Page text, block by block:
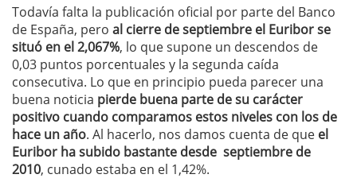
Todavía falta la publicación oficial por parte del Banco
de España, pero al cierre de septiembre el Euribor se
situó en el 2,067%, lo que supone un descendos de
0,03 puntos porcentuales y la segunda caída
consecutiva. Lo que en principio pueda parecer una
buena noticia pierde buena parte de su carácter
positivo cuando comparamos estos niveles con los de
hace un año. Al hacerlo, nos damos cuenta de que el
Euribor ha subido bastante desde septiembre de
2010, cunado estaba en el 1,42%.